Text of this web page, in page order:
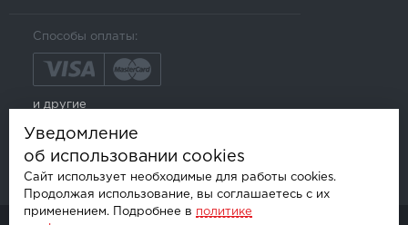
Способы оплаты:
и другие
Уведомление
об использовании cookies
Сайт использует необходимые для работы cookies.
Продолжая использование, вы соглашаетесь с их
применением. Подробнее в политике